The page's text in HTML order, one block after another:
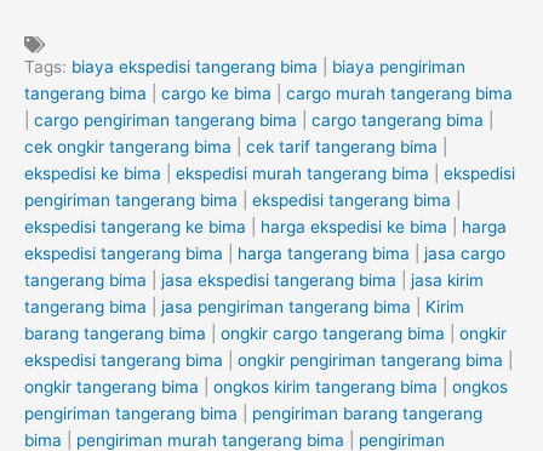
Tags: biaya ekspedisi tangerang bima
biaya pengiriman
tangerang bima
cargo ke bima
cargo murah tangerang bima
cargo pengiriman tangerang bima cargo tangerang bima
cek ongkir tangerang bima
cek tarif tangerang bima
ekspedisi ke bima
ekspedisi murah tangerang bima
ekspedisi
pengiriman tangerang bima
ekspedisi tangerang bima
ekspedisi tangerang ke bima
harga ekspedisi ke bima
harga
ekspedisi tangerang bima
harga tangerang bima
jasa cargo
tangerang bima
jasa ekspedisi tangerang bima
jasa kirim
tangerang bima
jasa pengiriman tangerang bima
Kirim
barang tangerang bima
ongkir cargo tangerang bima
ongkir
ekspedisi tangerang bima
ongkir pengiriman tangerang bima
ongkir tangerang bima
ongkos kirim tangerang bima
ongkos
pengiriman tangerang bima
pengiriman barang tangerang
bima
pengiriman murah tangerang bima
pengiriman